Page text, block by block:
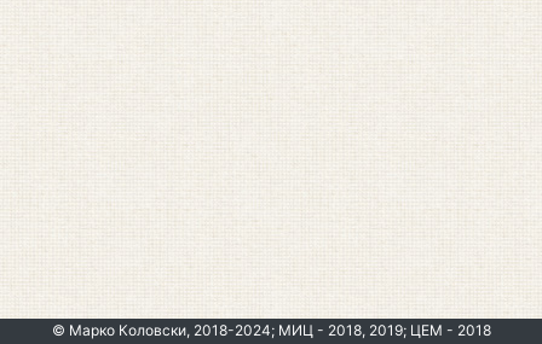
© Марко Коловски, 2018-2024; МИЦ - 2018, 2019; ЦЕМ - 2018